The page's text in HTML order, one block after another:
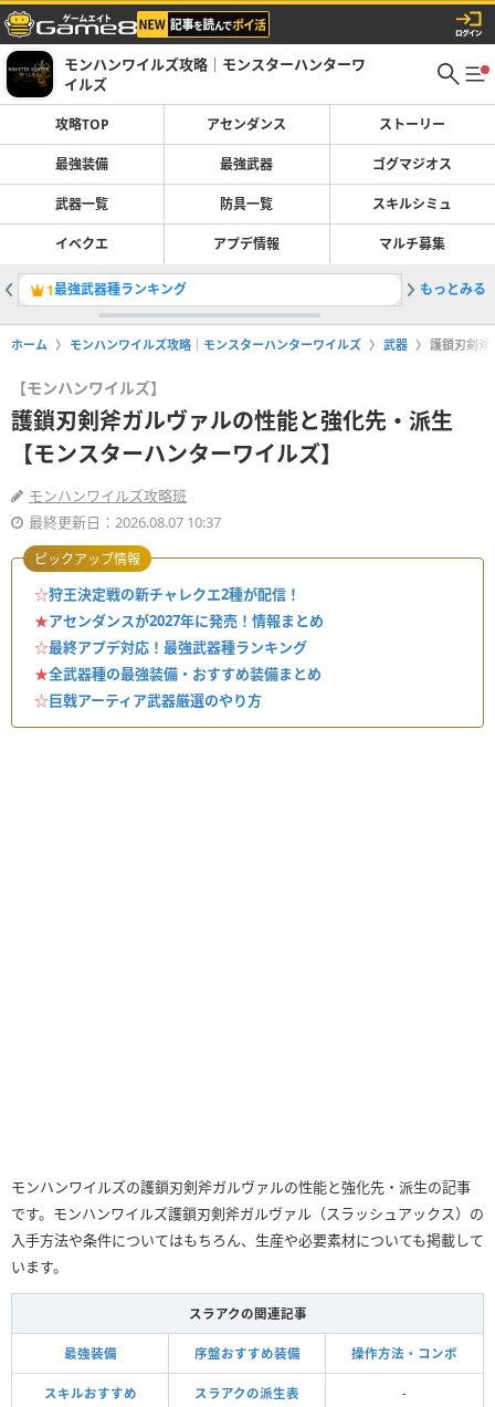
モンハンワイルズ攻略｜モンスターハンターワ
イルズ
攻略TOP アセンダンス ストーリー
最強装備 最強武器 ゴグマジオス
武器一覧 防具一覧 スキルシミュ
イベクエ アプデ情報 マルチ募集
1最強武器種ランキング 2弓の最
もっとみる
ホーム モンハンワイルズ攻略｜モンスターハンターワイルズ 武器 護鎖刃剣斧
【モンハンワイルズ】
護鎖刃剣斧ガルヴァルの性能と強化先・派生
【モンスターハンターワイルズ】
モンハンワイルズ攻略班
最終更新日：2026.08.07 10:37
☆狩王決定戦の新チャレクエ2種が配信！
★アセンダンスが2027年に発売！情報まとめ
☆最終アプデ対応！最強武器種ランキング
★全武器種の最強装備・おすすめ装備まとめ
☆巨戟アーティア武器厳選のやり方
ピックアップ情報
モンハンワイルズの護鎖刃剣斧ガルヴァルの性能と強化先・派生の記事
です。モンハンワイルズ護鎖刃剣斧ガルヴァル（スラッシュアックス）の
入手方法や条件についてはもちろん、生産や必要素材についても掲載して
います。
スラアクの関連記事
最強装備 序盤おすすめ装備 操作方法・コンボ
スキルおすすめ スラアクの派生表 -